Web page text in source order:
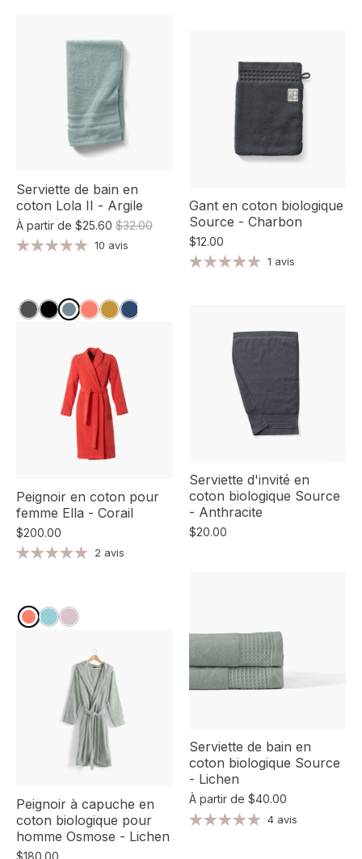
Serviette de bain en
coton Lola II - Argile
À partir de $25.60 $32.00
10 avis
Peignoir en coton pour
femme Ella - Corail
$200.00
2 avis
Peignoir à capuche en
coton biologique pour
homme Osmose - Lichen
Gant en coton biologique
Source - Charbon
$12.00
1 avis
Serviette d'invité en
coton biologique Source
- Anthracite
$20.00
Serviette de bain en
coton biologique Source
- Lichen
À partir de $40.00
4 avis